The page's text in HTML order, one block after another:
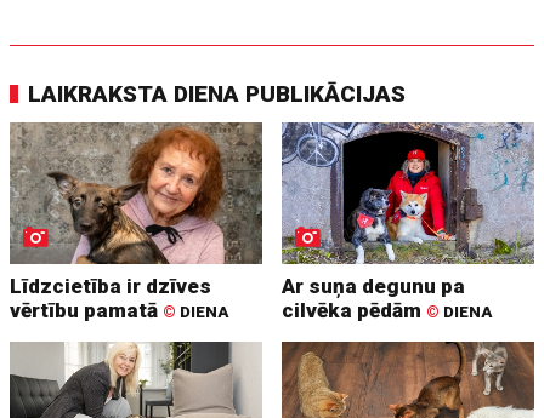
LAIKRAKSTA DIENA PUBLIKĀCIJAS
Līdzcietība ir dzīves
vērtību pamatā © DIENA
Ar suņa degunu pa
cilvēka pēdām © DIENA